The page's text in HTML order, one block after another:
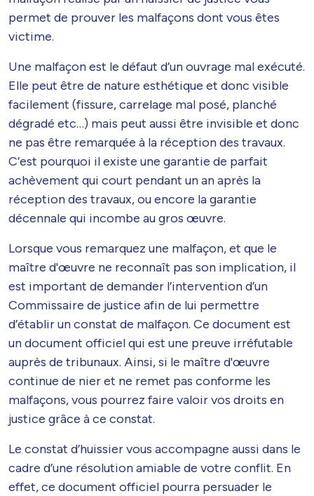
permet de prouver les malfaçons dont vous êtes
victime.
Une malfaçon est le défaut d’un ouvrage mal exécuté.
Elle peut être de nature esthétique et donc visible
facilement (fissure, carrelage mal posé, planché
dégradé etc…) mais peut aussi être invisible et donc
ne pas être remarquée à la réception des travaux.
C’est pourquoi il existe une garantie de parfait
achèvement qui court pendant un an après la
réception des travaux, ou encore la garantie
décennale qui incombe au gros œuvre.
Lorsque vous remarquez une malfaçon, et que le
maître d'œuvre ne reconnaît pas son implication, il
est important de demander l’intervention d’un
Commissaire de justice afin de lui permettre
d’établir un constat de malfaçon. Ce document est
un document officiel qui est une preuve irréfutable
auprès de tribunaux. Ainsi, si le maître d'œuvre
continue de nier et ne remet pas conforme les
malfaçons, vous pourrez faire valoir vos droits en
justice grâce à ce constat.
Le constat d’huissier vous accompagne aussi dans le
cadre d’une résolution amiable de votre conflit. En
effet, ce document officiel pourra persuader le